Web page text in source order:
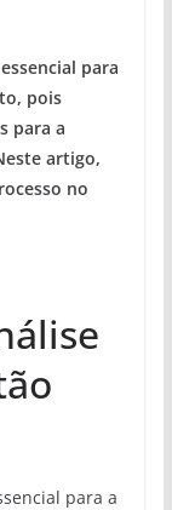
para
pois
para a
artigo,
no
para a